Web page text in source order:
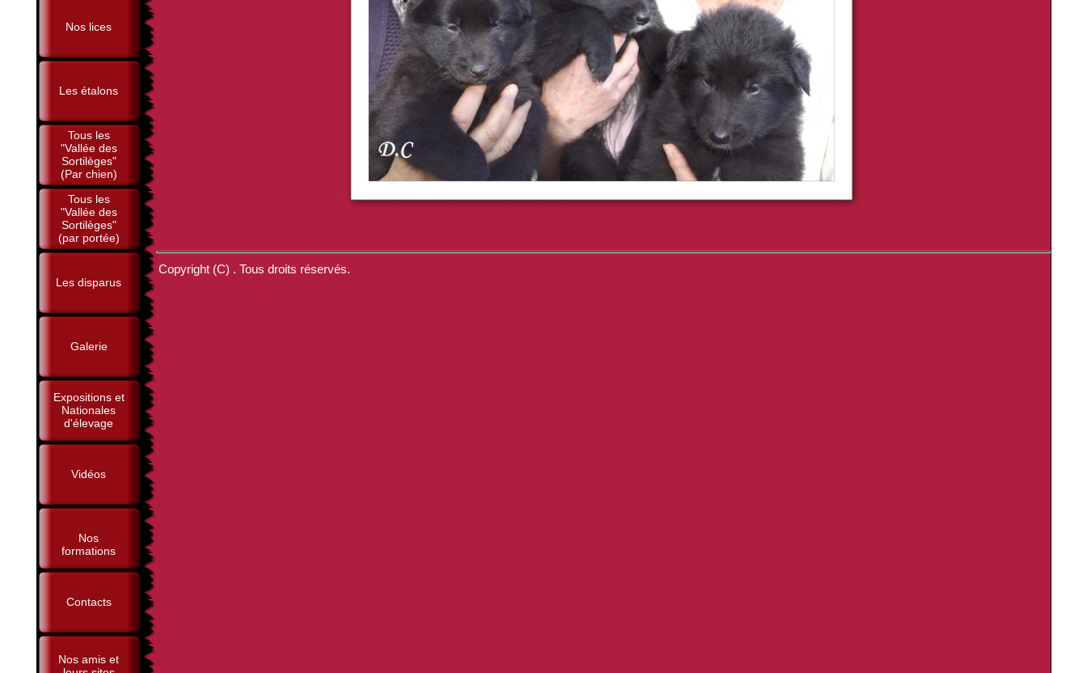
Nos lices
Les étalons
Tous les
"Vallée des
Sortilèges"
(Par chien)
Tous les
"Vallée des
Sortilèges"
(par portée)
Les disparus
Galerie
Expositions et
Nationales
d'élevage
Vidéos
Nos
formations
Contacts
Nos amis et
Copyright (C) . Tous droits réservés.